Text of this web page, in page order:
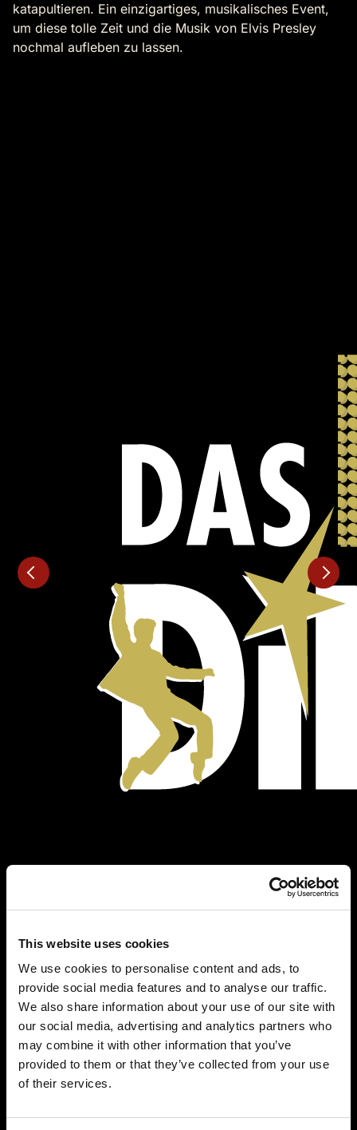
This website uses cookies
We use cookies to personalise content and ads, to
provide social media features and to analyse our traffic.
We also share information about your use of our site with
our social media, advertising and analytics partners who
may combine it with other information that you’ve
provided to them or that they’ve collected from your use
of their services.
katapultieren. Ein einzigartiges, musikalisches Event,
um diese tolle Zeit und die Musik von Elvis Presley
nochmal aufleben zu lassen.